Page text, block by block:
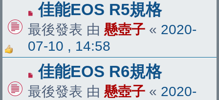
佳能EOS R5規格
最後發表 由 懸壺子 « 2020-
07-10 , 14:58
佳能EOS R6規格
最後發表 由 懸壺子 « 2020-